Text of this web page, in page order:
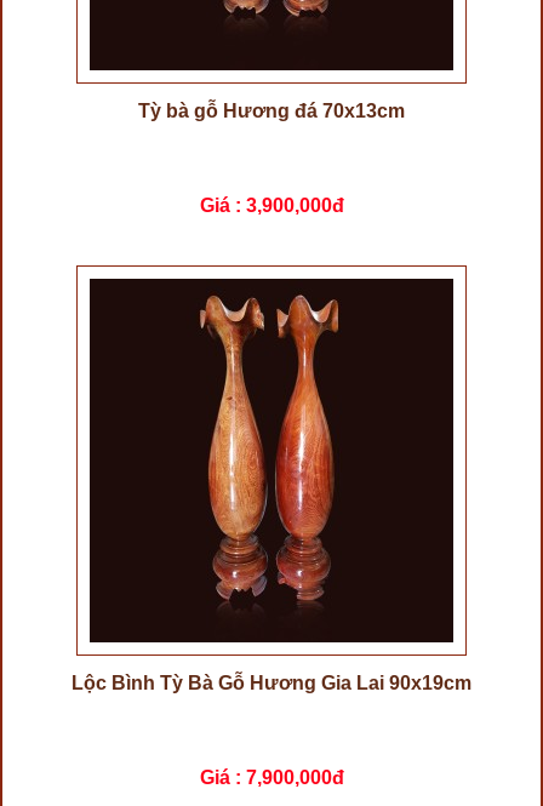
Tỳ bà gỗ Hương đá 70x13cm
Giá : 3,900,000đ
Lộc Bình Tỳ Bà Gỗ Hương Gia Lai 90x19cm
Giá : 7,900,000đ